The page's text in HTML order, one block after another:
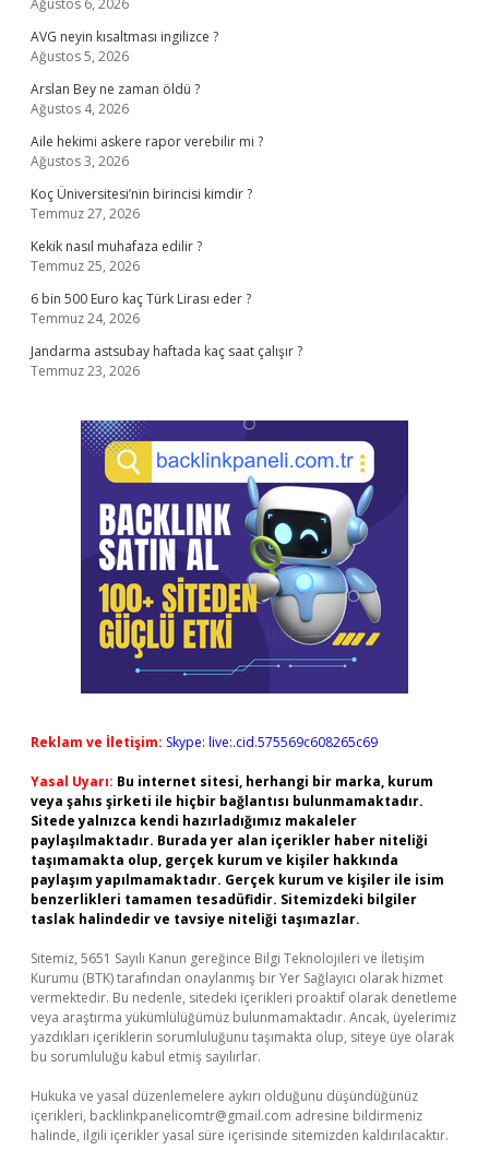
Ağustos 6, 2026
AVG neyin kısaltması ingilizce ?
Ağustos 5, 2026
Arslan Bey ne zaman öldü ?
Ağustos 4, 2026
Aile hekimi askere rapor verebilir mi ?
Ağustos 3, 2026
Koç Üniversitesi’nin birincisi kimdir ?
Temmuz 27, 2026
Kekik nasıl muhafaza edilir ?
Temmuz 25, 2026
6 bin 500 Euro kaç Türk Lirası eder ?
Temmuz 24, 2026
Jandarma astsubay haftada kaç saat çalışır ?
Temmuz 23, 2026
Reklam ve İletişim: Skype: live:.cid.575569c608265c69
Yasal Uyarı: Bu internet sitesi, herhangi bir marka, kurum
veya şahıs şirketi ile hiçbir bağlantısı bulunmamaktadır.
Sitede yalnızca kendi hazırladığımız makaleler
paylaşılmaktadır. Burada yer alan içerikler haber niteliği
taşımamakta olup, gerçek kurum ve kişiler hakkında
paylaşım yapılmamaktadır. Gerçek kurum ve kişiler ile isim
benzerlikleri tamamen tesadüfidir. Sitemizdeki bilgiler
taslak halindedir ve tavsiye niteliği taşımazlar.
Sitemiz, 5651 Sayılı Kanun gereğince Bilgi Teknolojileri ve İletişim
Kurumu (BTK) tarafından onaylanmış bir Yer Sağlayıcı olarak hizmet
vermektedir. Bu nedenle, sitedeki içerikleri proaktif olarak denetleme
veya araştırma yükümlülüğümüz bulunmamaktadır. Ancak, üyelerimiz
yazdıkları içeriklerin sorumluluğunu taşımakta olup, siteye üye olarak
bu sorumluluğu kabul etmiş sayılırlar.
Hukuka ve yasal düzenlemelere aykırı olduğunu düşündüğünüz
içerikleri, backlinkpanelicomtr@gmail.com adresine bildirmeniz
halinde, ilgili içerikler yasal süre içerisinde sitemizden kaldırılacaktır.